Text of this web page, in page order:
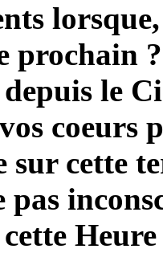
prochain
le
coeurs
sur cette
pas